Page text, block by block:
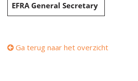
EFRA General Secretary
Ga terug naar het overzicht